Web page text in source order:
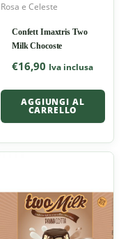
Rosa e Celeste
Confett Imaxtris Two
Milk Chocoste
€16,90 Iva inclusa
AGGIUNGI AL
CARRELLO